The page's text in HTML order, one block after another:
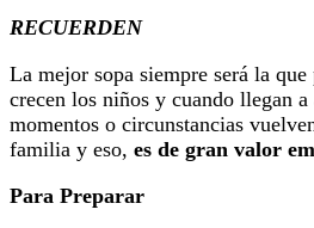
RECUERDEN
La mejor sopa siempre será la que
crecen los niños y cuando llegan
momentos o circunstancias
familia y eso, es de gran valor
Para Preparar